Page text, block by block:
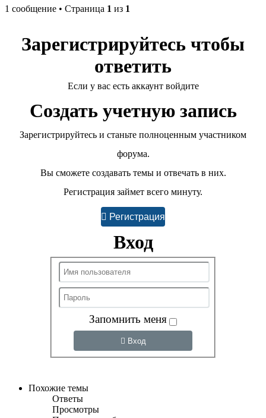
1 сообщение • Страница 1 из 1
Зарегистрируйтесь чтобы
ответить
Если у вас есть аккаунт войдите
Создать учетную запись
Зарегистрируйтесь и станьте полноценным участником
форума.
Вы сможете создавать темы и отвечать в них.
Регистрация займет всего минуту.
Регистрация
Вход
Запомнить меня
Вход
Похожие темы
Ответы
Просмотры